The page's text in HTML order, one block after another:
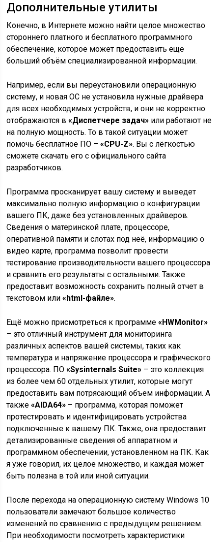
Дополнительные утилиты
Конечно, в Интернете можно найти целое множество
стороннего платного и бесплатного программного
обеспечение, которое может предоставить еще
больший объём специализированной информации.
Например, если вы переустановили операционную
систему, и новая ОС не установила нужные драйвера
для всех необходимых устройств, и они не корректно
отображаются в«Диспетчере задач» или работают не
на полную мощность. То в такой ситуации может
помочь бесплатное ПО –«CPU-Z». Вы с лёгкостью
сможете скачать его с официального сайта
разработчиков.
Программа просканирует вашу систему и выведет
максимально полную информацию о конфигурации
вашего ПК, даже без установленных драйверов.
Сведения о материнской плате, процессоре,
оперативной памяти и слотах под неё, информацию о
видео карте, программа позволит провести
тестирование производительности вашего процессора
и сравнить его результаты с остальными. Также
предоставит возможность сохранить полный отчет в
текстовом или«html-файле».
Ещё можно присмотреться к программе«HWMonitor»
– это отличный инструмент для мониторинга
различных аспектов вашей системы, таких как
температура и напряжение процессора и графического
процессора. ПО«Sysinternals Suite» – это коллекция
из более чем 60 отдельных утилит, которые могут
предоставить вам потрясающий объем информации. А
также«AIDA64» – программа, которая поможет
протестировать и идентифицировать устройства
подключенные к вашему ПК. Также, она предоставит
детализированные сведения об аппаратном и
программном обеспечении, установленном на ПК. Как
я уже говорил, их целое множество, и каждая может
быть полезна в той или иной ситуации.
После перехода на операционную систему Windows 10
пользователи замечают большое количество
изменений по сравнению с предыдущим решением.
При необходимости посмотреть характеристики